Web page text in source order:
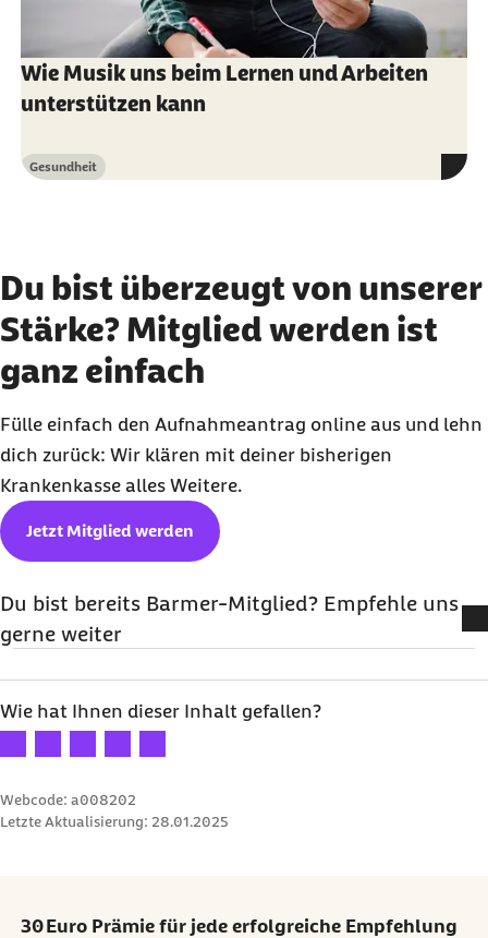
Wie Musik uns beim Lernen und Arbeiten
unterstützen kann
Kategorie
Gesundheit
Du bist überzeugt von unserer
Stärke? Mitglied werden ist
ganz einfach
Fülle einfach den Aufnahmeantrag online aus und lehn
dich zurück: Wir klären mit deiner bisherigen
Krankenkasse alles Weitere.
Jetzt Mitglied werden
Du bist bereits Barmer-Mitglied? Empfehle uns
gerne weiter
Mail, Facebook oder Twitter an deine Freunde und sicher dir 25 Euro.
Jetzt weiterempfehlen
Wie hat Ihnen dieser Inhalt gefallen?
Ihre Bewertung: 1 Stern
Ihre Bewertung: 2 Sterne
Ihre Bewertung: 3 Sterne
Ihre Bewertung: 4 Sterne
Ihre Bewertung: 5 Sterne
Webcode: a008202
Letzte Aktualisierung: 28.01.2025
30 Euro Prämie für jede erfolgreiche Empfehlung